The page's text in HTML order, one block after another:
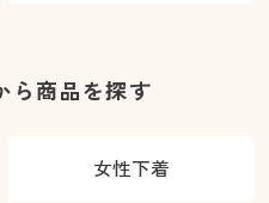
ら商品を探す
女性下着